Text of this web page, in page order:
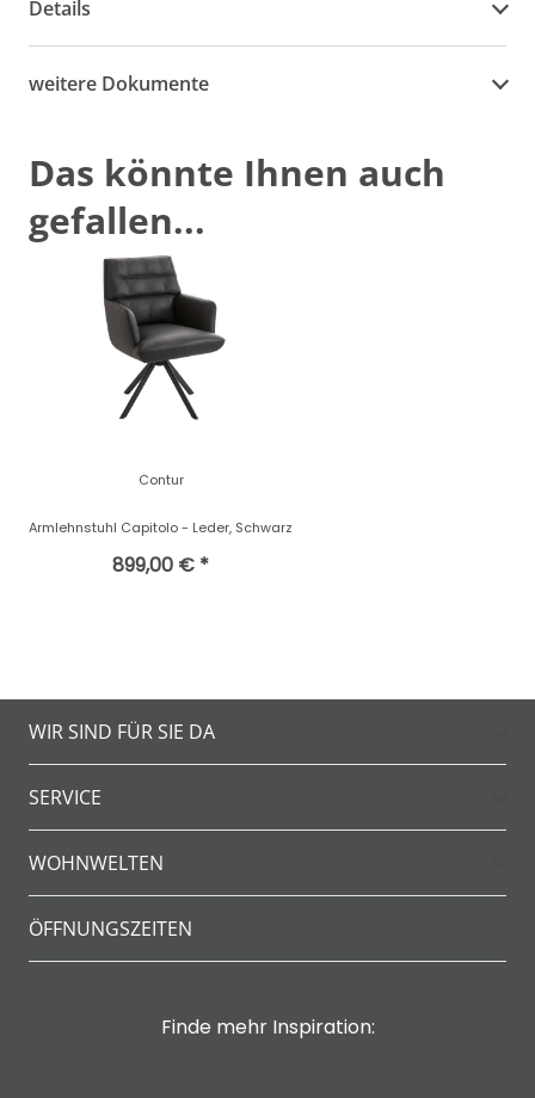
Details
weitere Dokumente
Das könnte Ihnen auch
gefallen...
Contur
Armlehnstuhl Capitolo - Leder, Schwarz
899,00 € *
WIR SIND FÜR SIE DA
SERVICE
WOHNWELTEN
ÖFFNUNGSZEITEN
Finde mehr Inspiration: